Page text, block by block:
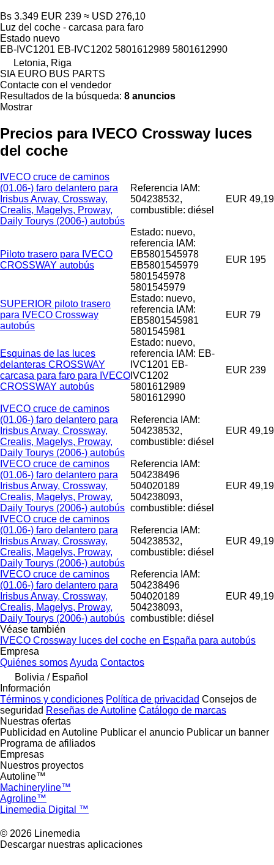
Bs 3.349 EUR 239 ≈ USD 276,10
Luz del coche - carcasa para faro
Estado nuevo
EB-IVC1201 EB-IVC1202 5801612989 5801612990
Letonia, Riga
SIA EURO BUS PARTS
Contacte con el vendedor
Resultados de la búsqueda: 8 anuncios
Mostrar
Precios para IVECO Crossway luces
del coche
IVECO cruce de caminos
(01.06-) faro delantero para
Irisbus Arway, Crossway,
Crealis, Magelys, Proway,
Daily Tourys (2006-) autobús
Referencia IAM:
504238532,
combustible: diésel
EUR 49,19
Piloto trasero para IVECO
CROSSWAY autobús
Estado: nuevo,
referencia IAM:
EB5801545978
EB5801545979
5801545978
5801545979
EUR 195
SUPERIOR piloto trasero
para IVECO Crossway
autobús
Estado: nuevo,
referencia IAM:
EB5801545981
5801545981
EUR 79
Esquinas de las luces
delanteras CROSSWAY
carcasa para faro para IVECO
CROSSWAY autobús
Estado: nuevo,
referencia IAM: EB-
IVC1201 EB-
IVC1202
5801612989
5801612990
EUR 239
IVECO cruce de caminos
(01.06-) faro delantero para
Irisbus Arway, Crossway,
Crealis, Magelys, Proway,
Daily Tourys (2006-) autobús
Referencia IAM:
504238532,
combustible: diésel
EUR 49,19
IVECO cruce de caminos
(01.06-) faro delantero para
Irisbus Arway, Crossway,
Crealis, Magelys, Proway,
Daily Tourys (2006-) autobús
Referencia IAM:
504238496
504020189
504238093,
combustible: diésel
EUR 49,19
IVECO cruce de caminos
(01.06-) faro delantero para
Irisbus Arway, Crossway,
Crealis, Magelys, Proway,
Daily Tourys (2006-) autobús
Referencia IAM:
504238532,
combustible: diésel
EUR 49,19
IVECO cruce de caminos
(01.06-) faro delantero para
Irisbus Arway, Crossway,
Crealis, Magelys, Proway,
Daily Tourys (2006-) autobús
Referencia IAM:
504238496
504020189
504238093,
combustible: diésel
EUR 49,19
Véase también
IVECO Crossway luces del coche en España para autobús
Empresa
Quiénes somosAyuda Contactos
Bolivia / Español
Información
Términos y condiciones Política de privacidad Consejos de
seguridad Reseñas de Autoline Catálogo de marcas
Nuestras ofertas
Publicidad en Autoline Publicar el anuncio Publicar un banner
Programa de afiliados
Empresas
Nuestros proyectos
Autoline™
Machineryline™
Agroline™
Linemedia Digital ™
© 2026 Linemedia
Descargar nuestras aplicaciones